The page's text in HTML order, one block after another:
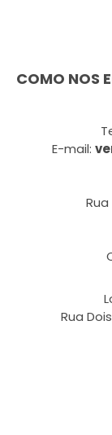
COMO NOS
E-mail:
Rua
Rua